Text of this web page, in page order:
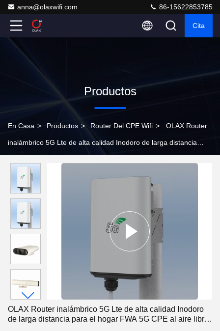
anna@olaxwifi.com 86-15622853785
Cita
Productos
En Casa > Productos > Router Del CPE Wifi > OLAX Router
inalámbrico 5G Lte de alta calidad Inodoro de larga distancia
Network
OLAX Router inalámbrico 5G Lte de alta calidad Inodoro
de larga distancia para el hogar FWA 5G CPE al aire libre